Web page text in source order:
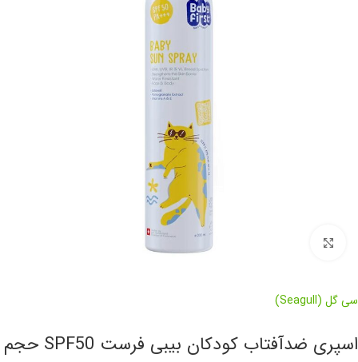
سی گل (Seagull)
اسپری ضدآفتاب کودکان بیبی فرست SPF50 حجم